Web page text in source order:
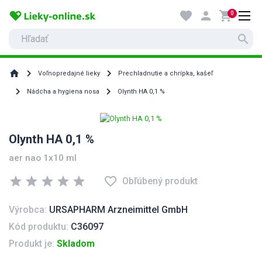
search
favorite person shopping_cart0
home Voľnopredajné lieky Prechladnutie a chrípka, kašeľ
Nádcha a hygiena nosa Olynth HA 0,1 %
Olynth HA 0,1 %
aer nao 1x10 ml
star star star star star favorite_border Obľúbený produkt
Výrobca: URSAPHARM Arzneimittel GmbH
Kód produktu: C36097
Produkt je: Skladom